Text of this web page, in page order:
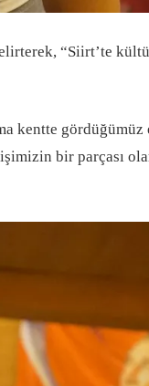
“Siirt’te
kentte
bir parçası